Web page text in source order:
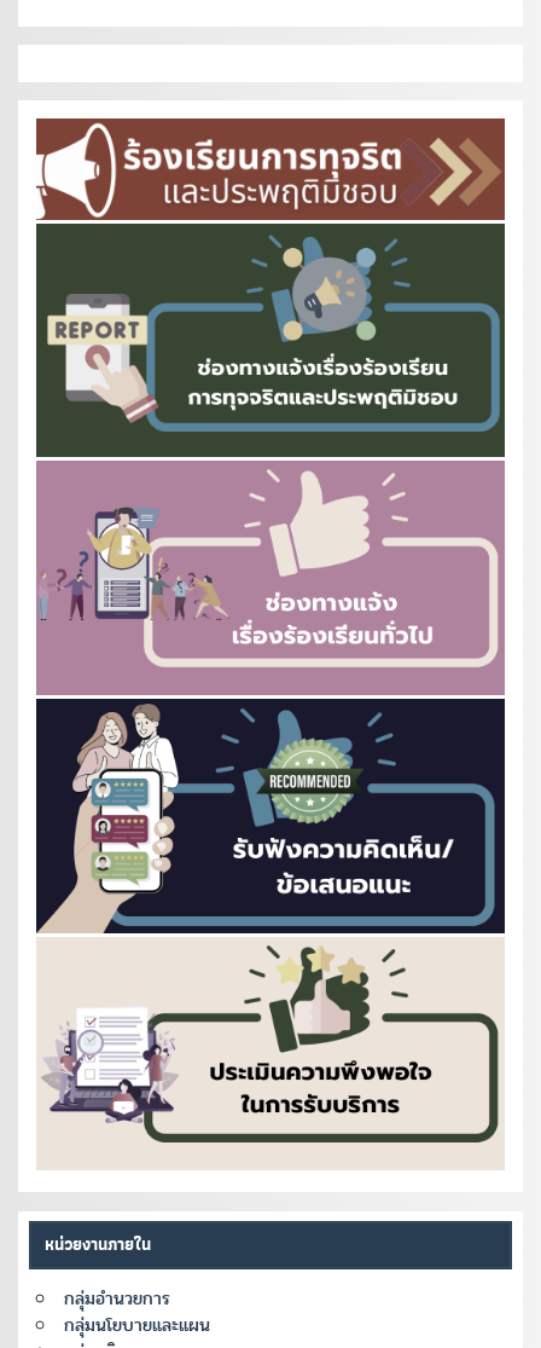
หน่วยงานภายใน
กลุ่มอำนวยการ
กลุ่มนโยบายและแผน